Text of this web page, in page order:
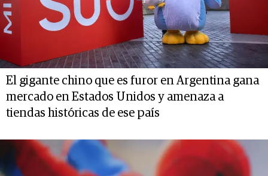
El gigante chino que es furor en Argentina gana
mercado en Estados Unidos y amenaza a
tiendas históricas de ese país